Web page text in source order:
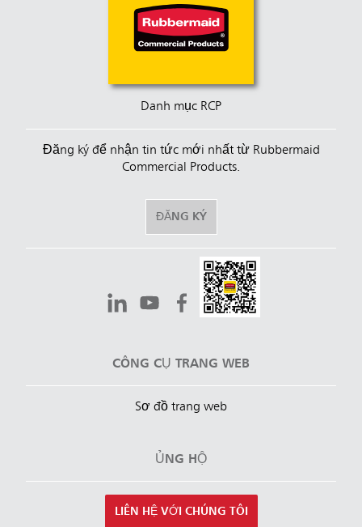
Danh mục RCP
Đăng ký để nhận tin tức mới nhất từ Rubbermaid
Commercial Products.
ĐĂNG KÝ
CÔNG CỤ TRANG WEB
Sơ đồ trang web
ỦNG HỘ
LIÊN HỆ VỚI CHÚNG TÔI